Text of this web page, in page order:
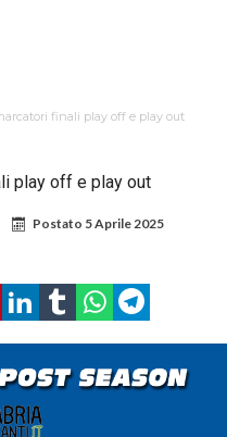
finali play off e play out
play off e play out
Postato 5 Aprile 2025